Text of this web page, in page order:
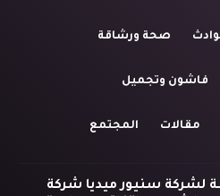
صحة ورشاقة
فاشون وتجميل
مقالات المجتمع
لشركة سنيور ميديا شركة